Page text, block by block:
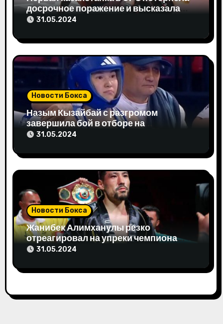
а
п
и
с
м
досрочное поражение и высказала
свое мнение
31.05.2024
Новости Бокса
Назым Кызайбай с разгромом
завершила бой в отборе на
Олимпиаду-2024
31.05.2024
Новости Бокса
Жанибек Алимханулы резко
отреагировал на упреки чемпиона
мира
31.05.2024